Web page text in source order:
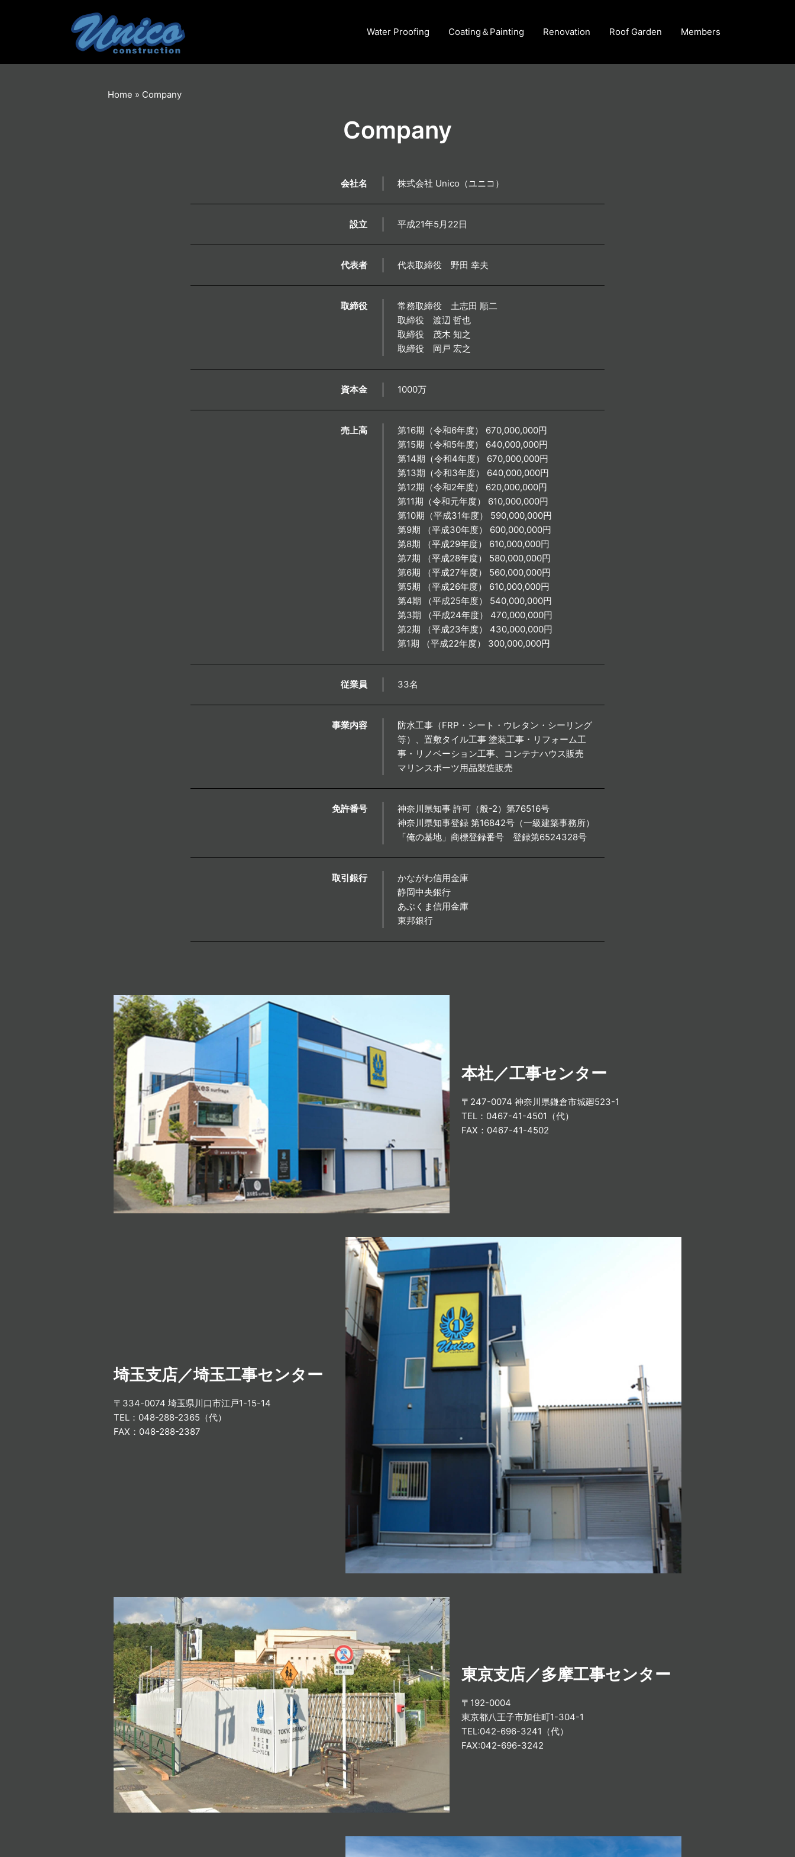
キ
Water Proofing Coating＆Painting Renovation Roof Garden Members
Home » Company
Company
会社名 株式会社 Unico（ユニコ）
設立 平成21年5月22日
代表者 代表取締役 野田 幸夫
取締役
常務取締役 土志田 順二
取締役 渡辺 哲也
取締役 茂木 知之
取締役 岡戸 宏之
資本金 1000万
売上高
第16期（令和6年度） 670,000,000円
第15期（令和5年度） 640,000,000円
第14期（令和4年度） 670,000,000円
第13期（令和3年度） 640,000,000円
第12期（令和2年度） 620,000,000円
第11期（令和元年度） 610,000,000円
第10期（平成31年度） 590,000,000円
第9期 （平成30年度） 600,000,000円
第8期 （平成29年度） 610,000,000円
第7期 （平成28年度） 580,000,000円
第6期 （平成27年度） 560,000,000円
第5期 （平成26年度） 610,000,000円
第4期 （平成25年度） 540,000,000円
第3期 （平成24年度） 470,000,000円
第2期 （平成23年度） 430,000,000円
第1期 （平成22年度） 300,000,000円
従業員 33名
事業内容
防水工事（FRP・シート・ウレタン・シーリング
等）、置敷タイル工事 塗装工事・リフォーム工
事・リノベーション工事、コンテナハウス販売
マリンスポーツ用品製造販売
免許番号
神奈川県知事 許可（般-2）第76516号
神奈川県知事登録 第16842号（一級建築事務所）
「俺の基地」商標登録番号 登録第6524328号
取引銀行
かながわ信用金庫
静岡中央銀行
あぶくま信用金庫
東邦銀行
本社／工事センター
〒247-0074 神奈川県鎌倉市城廻523-1
TEL：0467-41-4501（代）
FAX：0467-41-4502
埼玉支店／埼玉工事センター
〒334-0074 埼玉県川口市江戸1-15-14
TEL：048-288-2365（代）
FAX：048-288-2387
東京支店／多摩工事センター
〒192-0004
東京都八王子市加住町1-304-1
TEL:042-696-3241（代）
FAX:042-696-3242